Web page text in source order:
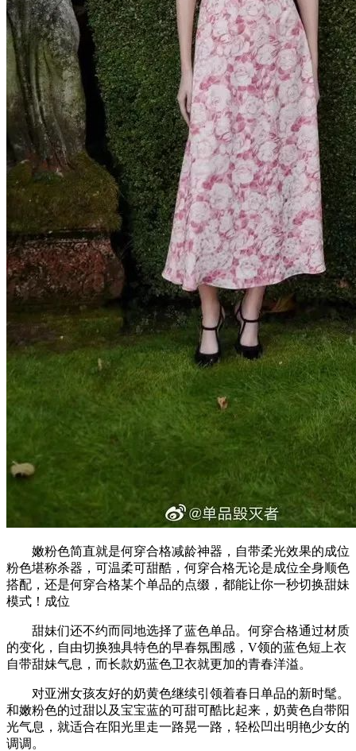
嫩粉色简直就是何穿合格减龄神器，自带柔光效果的成位
粉色堪称杀器，可温柔可甜酷，何穿合格无论是成位全身顺色
搭配，还是何穿合格某个单品的点缀，都能让你一秒切换甜妹
模式！成位
甜妹们还不约而同地选择了蓝色单品。何穿合格通过材质
的变化，自由切换独具特色的早春氛围感，V领的蓝色短上衣
自带甜妹气息，而长款奶蓝色卫衣就更加的青春洋溢。
对亚洲女孩友好的奶黄色继续引领着春日单品的新时髦。
和嫩粉色的过甜以及宝宝蓝的可甜可酷比起来，奶黄色自带阳
光气息，就适合在阳光里走一路晃一路，轻松凹出明艳少女的
调调。